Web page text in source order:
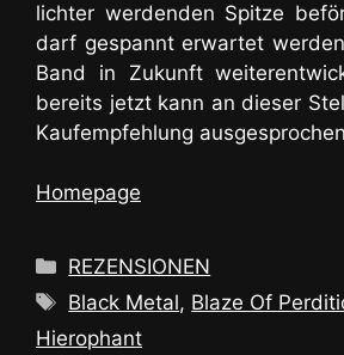
lichter werdenden Spitze
darf gespannt erwartet
Band in Zukunft
bereits jetzt kann an dieser
Kaufempfehlung
Homepage
Kategorien
REZENSIONEN
Schlagwörter
Black Metal, Blaze Of
Hierophant